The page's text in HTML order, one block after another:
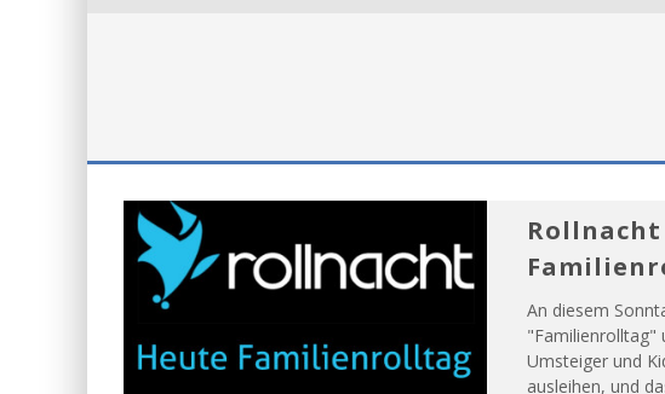
An diesem
"Familienrolltag"
Umsteiger und
ausleihen, und